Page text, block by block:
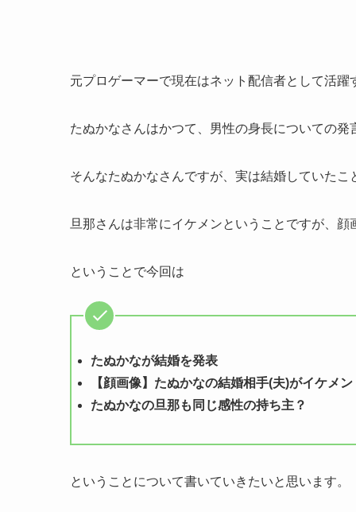
元プロゲーマーで現在はネット配信者として活躍
たぬかなさんはかつて、男性の身長についての
そんなたぬかなさんですが、実は結婚していたこ
旦那さんは非常にイケメンということですが、
ということで今回は
たぬかなが結婚を発表
【顔画像】たぬかなの結婚相手(夫)がイケメン
たぬかなの旦那も同じ感性の持ち主？
ということについて書いていきたいと思います。